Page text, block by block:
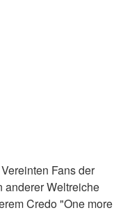
Fans der
anderer Weltreiche
Credo "One more